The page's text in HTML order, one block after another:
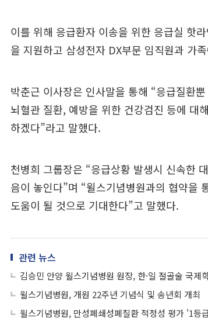
이를 위해 응급환자 이송을 위한 응급실 핫
을 지원하고 삼성전자 DX부문 임직원과 가
박춘근 이사장은 인사말을 통해 “응급질환
뇌혈관 질환, 예방을 위한 건강검진 등에 대
하겠다”라고 말했다.
천병희 그룹장은 “응급상황 발생시 신속한
음이 놓인다”며 “윌스기념병원과의 협약을
도움이 될 것으로 기대한다”고 말했다.
관련 뉴스
김승민 안양 윌스기념병원 원장, 한·일 절골술 국제
윌스기념병원, 개원 22주년 기념식 및 송년회 개최
윌스기념병원, 만성폐쇄성폐질환 적정성 평가 '1등